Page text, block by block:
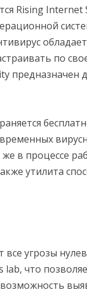
Rising Internet
по
предназначен
в процессе
утилита
все угрозы
что